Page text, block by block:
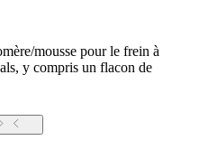
mousse pour le frein à
y compris un flacon de